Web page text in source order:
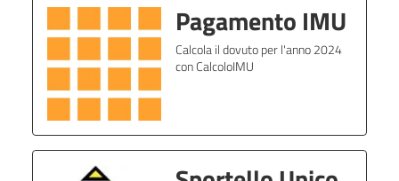
Pagamento IMU
Calcola il dovuto per l'anno 2024
con CalcoloIMU